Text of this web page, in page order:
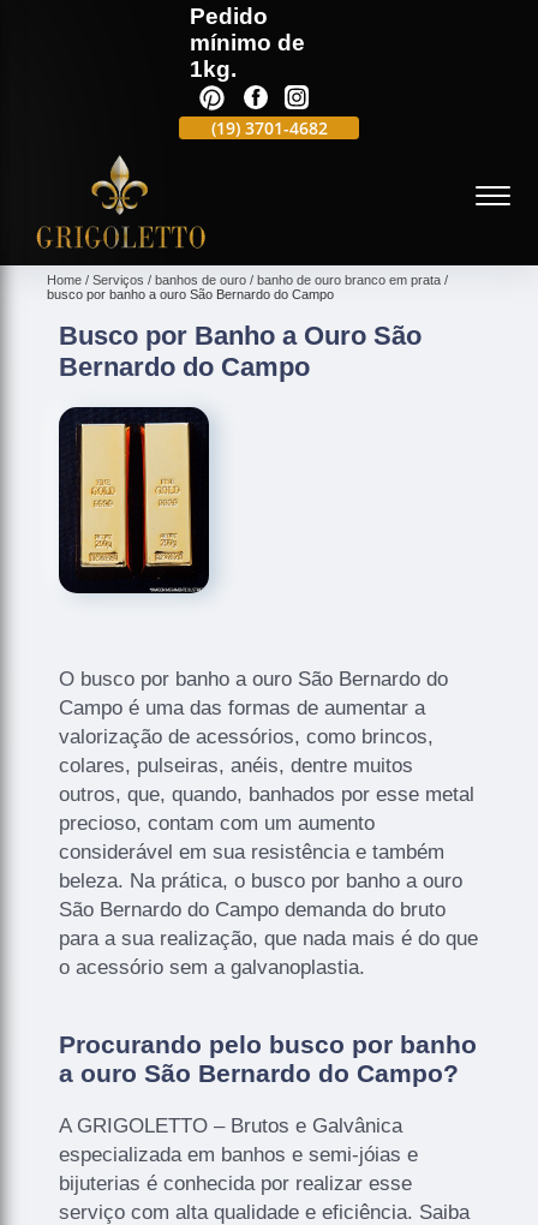
Pedido
mínimo de
1kg.
(19)3701-4682
Home Serviços banhos de ouro
banho de ouro branco em prata
busco por banho a ouro São Bernardo do Campo
Busco por Banho a Ouro São
Bernardo do Campo
O busco por banho a ouro São Bernardo do
Campo é uma das formas de aumentar a
valorização de acessórios, como brincos,
colares, pulseiras, anéis, dentre muitos
outros, que, quando, banhados por esse metal
precioso, contam com um aumento
considerável em sua resistência e também
beleza. Na prática, o busco por banho a ouro
São Bernardo do Campo demanda do bruto
para a sua realização, que nada mais é do que
o acessório sem a galvanoplastia.
Procurando pelo busco por banho
a ouro São Bernardo do Campo?
A GRIGOLETTO – Brutos e Galvânica
especializada em banhos e semi-jóias e
bijuterias é conhecida por realizar esse
serviço com alta qualidade e eficiência. Saiba